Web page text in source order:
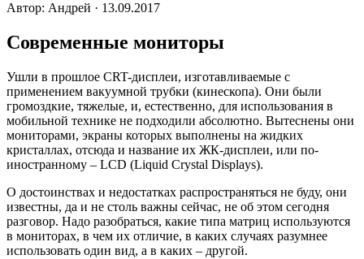
Автор: Андрей · 13.09.2017
Современные мониторы
Ушли в прошлое CRT-дисплеи, изготавливаемые с
применением вакуумной трубки (кинескопа). Они были
громоздкие, тяжелые, и, естественно, для использования в
мобильной технике не подходили абсолютно. Вытеснены они
мониторами, экраны которых выполнены на жидких
кристаллах, отсюда и название их ЖК-дисплеи, или по-
иностранному – LCD (Liquid Crystal Displays).
О достоинствах и недостатках распространяться не буду, они
известны, да и не столь важны сейчас, не об этом сегодня
разговор. Надо разобраться, какие типа матриц используются
в мониторах, в чем их отличие, в каких случаях разумнее
использовать один вид, а в каких – другой.